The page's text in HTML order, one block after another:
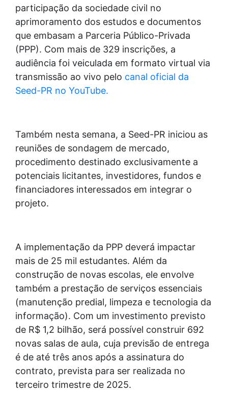
participação da sociedade civil no
aprimoramento dos estudos e documentos
que embasam a Parceria Público-Privada
(PPP). Com mais de 329 inscrições, a
audiência foi veiculada em formato virtual via
transmissão ao vivo pelo canal oficial da
Seed-PR no YouTube.
Também nesta semana, a Seed-PR iniciou as
reuniões de sondagem de mercado,
procedimento destinado exclusivamente a
potenciais licitantes, investidores, fundos e
financiadores interessados em integrar o
projeto.
A implementação da PPP deverá impactar
mais de 25 mil estudantes. Além da
construção de novas escolas, ele envolve
também a prestação de serviços essenciais
(manutenção predial, limpeza e tecnologia da
informação). Com um investimento previsto
de R$ 1,2 bilhão, será possível construir 692
novas salas de aula, cuja previsão de entrega
é de até três anos após a assinatura do
contrato, prevista para ser realizada no
terceiro trimestre de 2025.